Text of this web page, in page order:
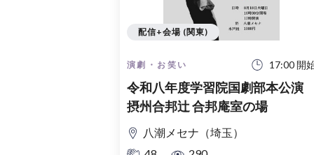
演劇・お笑い 17:00 開
令和八年度学習院国劇部本公
摂州合邦辻 合邦庵室の場
八潮メセナ（埼玉）
配信+会場 (関東)